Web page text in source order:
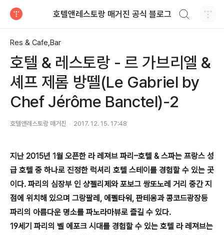
호텔앤레스토랑 매거진 공식 블로그
Res & Cafe,Bar
호텔 & 레스토랑 - 르 가브리엘 &
셰프 제롬 방뗄(Le Gabriel by
Chef Jérôme Banctel)-2
호텔앤레스토랑 매거진 2017. 12. 15. 17:48
지난 2015년 1월 오픈한 라 레져브 파리–호텔 & 스파는 프랑스 성
급 호텔 중 하나로 진정한 럭셔리 호텔 스테이를 경험할 수 있는 곳
이다. 파리의 심장부 인 샹젤리제와 포보그 쌍또노레 거리 중간 지
점에 위치해 있으며 그랑팔레, 에펠타워, 판테옹과 콩코드광장등
파리의 아름다운 명소를 파노라마뷰로 즐길 수 있다.
19세기 파리의 벨 에포크 시대를 경험할 수 있는 호텔 라 레져브는